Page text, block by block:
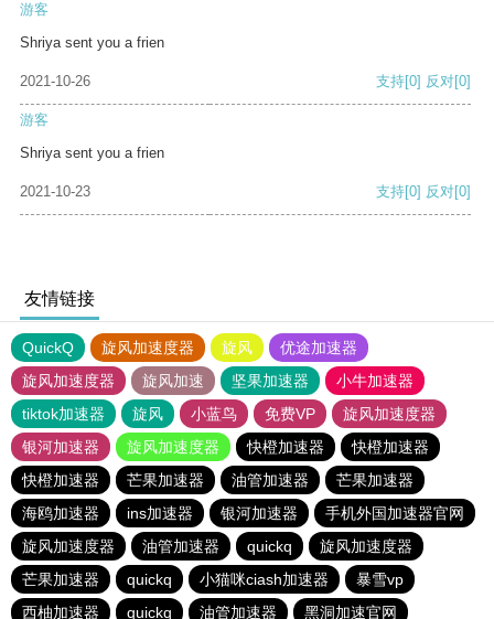
游客
Shriya sent you a frien
2021-10-26 支持[0] 反对[0]
游客
Shriya sent you a frien
2021-10-23 支持[0] 反对[0]
友情链接
QuickQ 旋风加速度器 旋风
优途加速器
旋风加速度器
旋风加速 坚果加速器
小牛加速器
tiktok加速器
旋风 小蓝鸟 免费VP
旋风加速度器
银河加速器
旋风加速度器 快橙加速器
快橙加速器
快橙加速器
芒果加速器 油管加速器
芒果加速器
海鸥加速器
ins加速器 银河加速器
手机外国加速器官网
旋风加速度器
油管加速器 quickq
旋风加速度器
芒果加速器
quickq 小猫咪ciash加速器
暴雪vp
西柚加速器
quickq 油管加速器 黑洞加速官网